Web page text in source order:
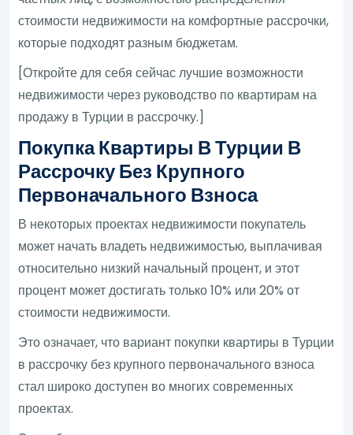
стоимости недвижимости на комфортные рассрочки,
которые подходят разным бюджетам.
[Откройте для себя сейчас лучшие возможности
недвижимости через руководство по квартирам на
продажу в Турции в рассрочку.]
Покупка Квартиры В Турции В
Рассрочку Без Крупного
Первоначального Взноса
В некоторых проектах недвижимости покупатель
может начать владеть недвижимостью, выплачивая
относительно низкий начальный процент, и этот
процент может достигать только 10% или 20% от
стоимости недвижимости.
Это означает, что вариант покупки квартиры в Турции
в рассрочку без крупного первоначального взноса
стал широко доступен во многих современных
проектах.